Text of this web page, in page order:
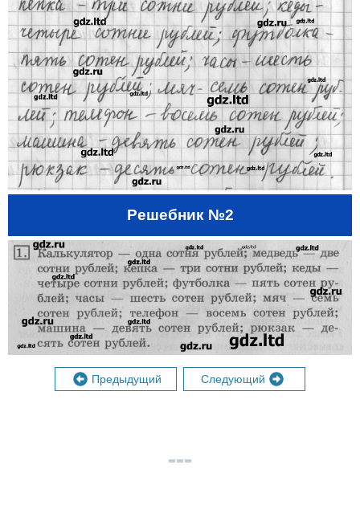
Решебник №2
Предыдущий Следующий